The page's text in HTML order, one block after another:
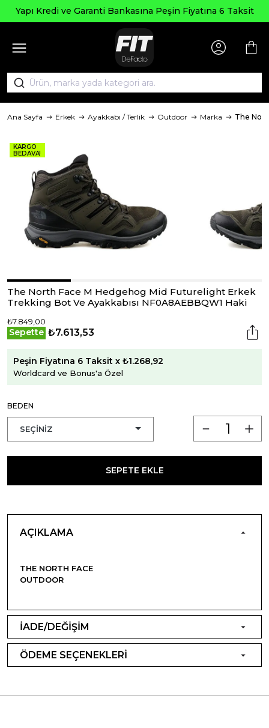
Yapı Kredi ve Garanti Bankasına Peşin Fiyatına 6 Taksit
Ana Sayfa Erkek Ayakkabı / Terlik Outdoor Marka The
KARGO
BEDAVA!
The North Face M Hedgehog Mid Futurelight Erkek
Trekking Bot Ve Ayakkabısı NF0A8AEBBQW1 Haki
₺7.849,00
Sepette ₺7.613,53
Peşin Fiyatına 6 Taksit x ₺1.268,92
Worldcard ve Bonus'a Özel
BEDEN
SEPETE EKLE
AÇIKLAMA
THE NORTH FACE
OUTDOOR
İADE/DEĞİŞİM
ÖDEME SEÇENEKLERİ